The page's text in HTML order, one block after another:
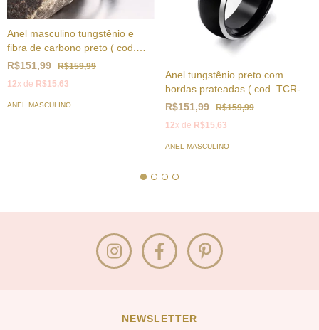
Anel masculino tungstênio e
fibra de carbono preto ( cod.
TCR-002 )
R$151,99
R$159,99
12x de R$15,63
ANEL MASCULINO
Anel tungstênio preto com
bordas prateadas ( cod. TCR-
008B )
R$151,99
R$159,99
12x de R$15,63
ANEL MASCULINO
NEWSLETTER